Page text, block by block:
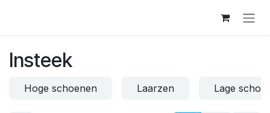
Insteek
Hoge schoenen Laarzen Lage